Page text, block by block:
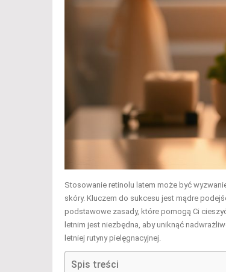
Stosowanie retinolu latem może być
skóry. Kluczem do sukcesu jest mądre
podstawowe zasady, które pomogą Ci
letnim jest niezbędna, aby uniknąć
letniej rutyny pielęgnacyjnej.
Spis treści